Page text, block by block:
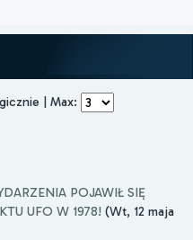
| Max:
POJAWIŁ SIĘ
UFO W 1978! (Wt, 12 maja